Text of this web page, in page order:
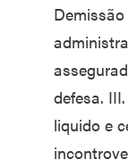
defesa.
liquido e